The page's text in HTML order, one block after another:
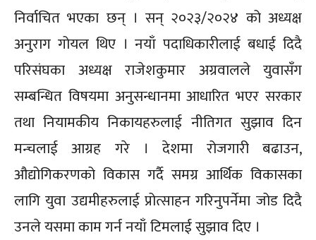
निर्वाचित भएका छन् । सन् २०२३/२०२४ को अध्यक्ष
अनुराग गोयल थिए । नयाँ पदाधिकारीलाई बधाई दिदै
परिसंघका अध्यक्ष राजेशकुमार अग्रवालले युवासँग
सम्बन्धित विषयमा अनुसन्धानमा आधारित भएर सरकार
तथा नियामकीय निकायहरुलाई नीतिगत सुझाव दिन
मन्चलाई आग्रह गरे । देशमा रोजगारी बढाउन,
औद्योगिकरणको विकास गर्दै समग्र आर्थिक विकासका
लागि युवा उद्यमीहरुलाई प्रोत्साहन गरिनुपर्नेमा जोड दिदै
उनले यसमा काम गर्न नयाँ टिमलाई सुझाव दिए ।